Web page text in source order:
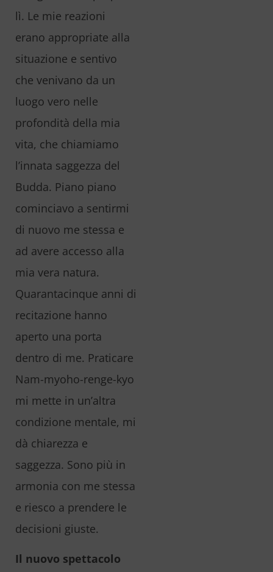
lì. Le mie reazioni
erano appropriate alla
situazione e sentivo
che venivano da un
luogo vero nelle
profondità della mia
vita, che chiamiamo
l’innata saggezza del
Budda. Piano piano
cominciavo a sentirmi
di nuovo me stessa e
ad avere accesso alla
mia vera natura.
Quarantacinque anni di
recitazione hanno
aperto una porta
dentro di me. Praticare
Nam-myoho-renge-kyo
mi mette in un’altra
condizione mentale, mi
dà chiarezza e
saggezza. Sono più in
armonia con me stessa
e riesco a prendere le
decisioni giuste.
Il nuovo spettacolo